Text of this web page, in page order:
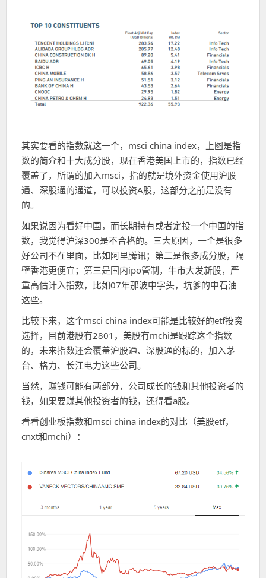
其实要看的指数就这一个，msci china index，上图是指
数的简介和十大成分股，现在香港美国上市的，指数已经
覆盖了，所谓的加入msci，指的就是境外资金使用沪股
通、深股通的通道，可以投资A股，这部分之前是没有
的。
如果说因为看好中国，而长期持有或者定投一个中国的指
数，我觉得沪深300是不合格的。三大原因，一个是很多
好公司不在里面，比如阿里腾讯；第二是很多成分股，隔
壁香港更便宜；第三是国内ipo管制，牛市大发新股，严
重高估计入指数，比如07年那波中字头，坑爹的中石油
这些。
比较下来，这个msci china index可能是比较好的etf投资
选择，目前港股有2801，美股有mchi是跟踪这个指数
的，未来指数还会覆盖沪股通、深股通的标的，加入茅
台、格力、长江电力这些公司。
当然，赚钱可能有两部分，公司成长的钱和其他投资者的
钱，如果要赚其他投资者的钱，还得看a股。
看看创业板指数和msci china index的对比（美股etf，
cnxt和mchi）：